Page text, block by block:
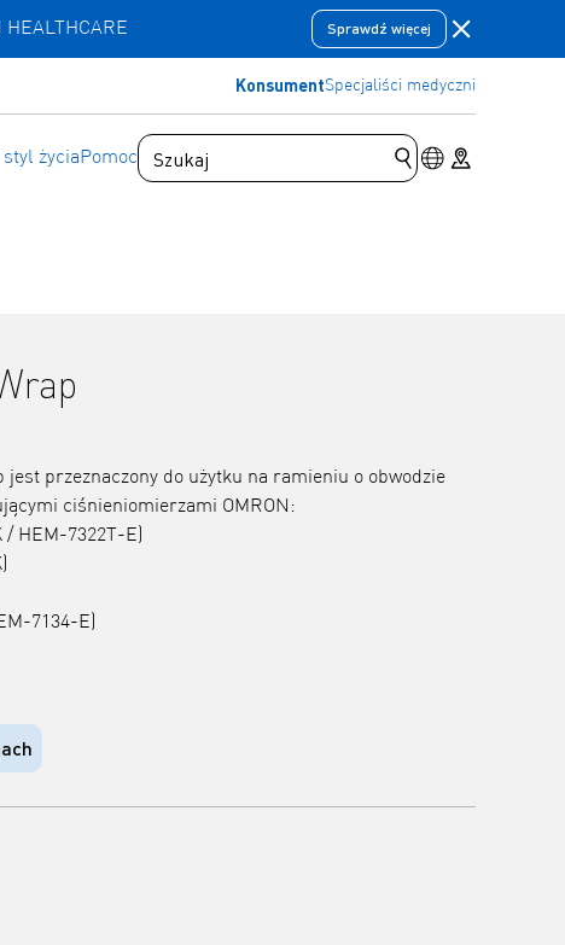
HEALTHCARE Sprawdź więcej Zamknij
KonsumentSpecjaliści medyczni
życiaPomoc
Prześlij zapytanie
Przełącznik
Store locator
przeznaczony do użytku na ramieniu o obwodzie
ciśnieniomierzami OMRON:
HEM-7322T-E)
7134-E)